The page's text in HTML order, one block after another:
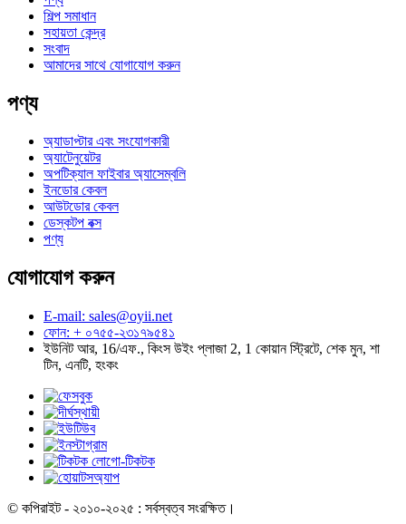
শিল্প সমাধান
সহায়তা কেন্দ্র
সংবাদ
আমাদের সাথে যোগাযোগ করুন
পণ্য
অ্যাডাপ্টার এবং সংযোগকারী
অ্যাটেনুয়েটর
অপটিক্যাল ফাইবার অ্যাসেম্বলি
ইনডোর কেবল
আউটডোর কেবল
ডেস্কটপ বক্স
পণ্য
যোগাযোগ করুন
E-mail: sales@oyii.net
ফোন: + ০৭৫৫-২৩১৭৯৫৪১
ইউনিট আর, 16/এফ., কিংস উইং প্লাজা 2, 1 কোয়ান স্ট্রিটে, শেক মুন, শা
টিন, এনটি, হংকং
© কপিরাইট - ২০১০-২০২৫ : সর্বস্বত্ব সংরক্ষিত।